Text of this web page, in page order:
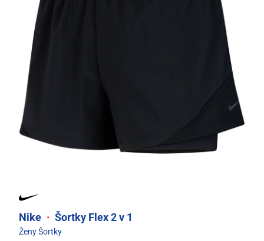
Nike · Šortky Flex 2 v 1
Ženy Šortky